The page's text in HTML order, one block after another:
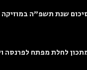
שנת תשפ"ה במוזיקה
לחלת מפתח לפרנסה